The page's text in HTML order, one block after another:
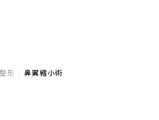
形 鼻翼縮小術